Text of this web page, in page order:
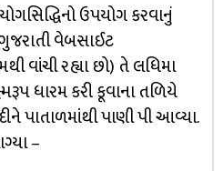
ઉપયોગ કરવાનું
વેબસાઈટ
વાંચી રહ્યા છો) તે લધિમા
ધારમ કરી કૂવાના તળિયે
પાતાળમાંથી પાણી પી આવ્યા.
–